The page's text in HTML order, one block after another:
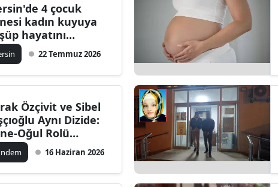
Bilecik
Bingöl
Bitlis
Bolu
Burdur
Bursa
Çanakkale
Çankırı
4 çocuk
kadın kuyuya
hayatını
22 Temmuz 2026
Özçivit ve Sibel
Aynı Dizide:
Oğul Rolü
Oldu
16 Haziran 2026